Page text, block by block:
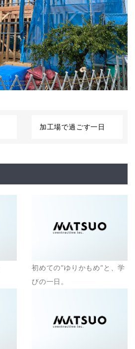
加工場で過ごす一日
初めての“ゆりかもめ”と、学
びの一日。